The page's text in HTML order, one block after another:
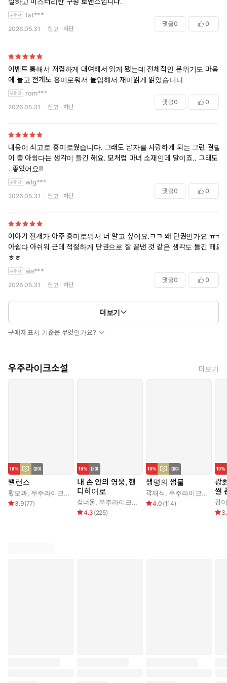
tst***
2026.05.31 신고 차단
댓글0 0
이벤트 통해서 저렴하게 대여해서 읽게 됐는데 전체적인 분위기도 마음
에 들고 전개도 흥미로워서 몰입해서 재미읽게 읽었습니다
rom***
2026.05.31 신고 차단
댓글0 0
내용이 최고로 흥미로웠습니다. 그래도 남자를 사랑하게 되는 그런 결말
이 좀 아쉽다는 생각이 들긴 해요. 모처럼 마녀 소재인데 말이죠.. 그래도
..좋았어요!!
wlg***
2026.05.31 신고 차단
댓글0 0
이야기 전개가 아주 흥미로워서 더 알고 싶어요.ㅋㅋ 왜 단권인가요 ㅠㅠ
아쉽다 아쉬워 근데 적절하게 단권으로 잘 끝낸 것 같은 생각도 들긴 해요
ㅎㅎ
aia***
2026.05.31 신고 차단
댓글0 0
더보기
구매자 표시 기준은 무엇인가요?
우주라이크소설 더보기
밸런스
황모과, 우주라이크소설
3.9(77)
내 손 안의 영웅, 핸
디히어로
심너울, 우주라이크소설
4.3 (225)
생명의 샘물
곽재식, 우주라이크소설
4.0 (114)
광
썰
김